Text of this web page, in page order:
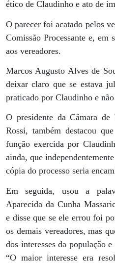
ético de Claudinho e ato de
O parecer foi acatado pelos
Comissão Processante e, em
aos vereadores.
Marcos Augusto Alves de
deixar claro que se estava
praticado por Claudinho e não
O presidente da Câmara
Rossi, também destacou
função exercida por
ainda, que
cópia do processo seria
Em seguida, usou a
Aparecida da Cunha
e disse que se ele errou foi
os demais vereadores, mas
dos interesses da população
“O maior interesse era